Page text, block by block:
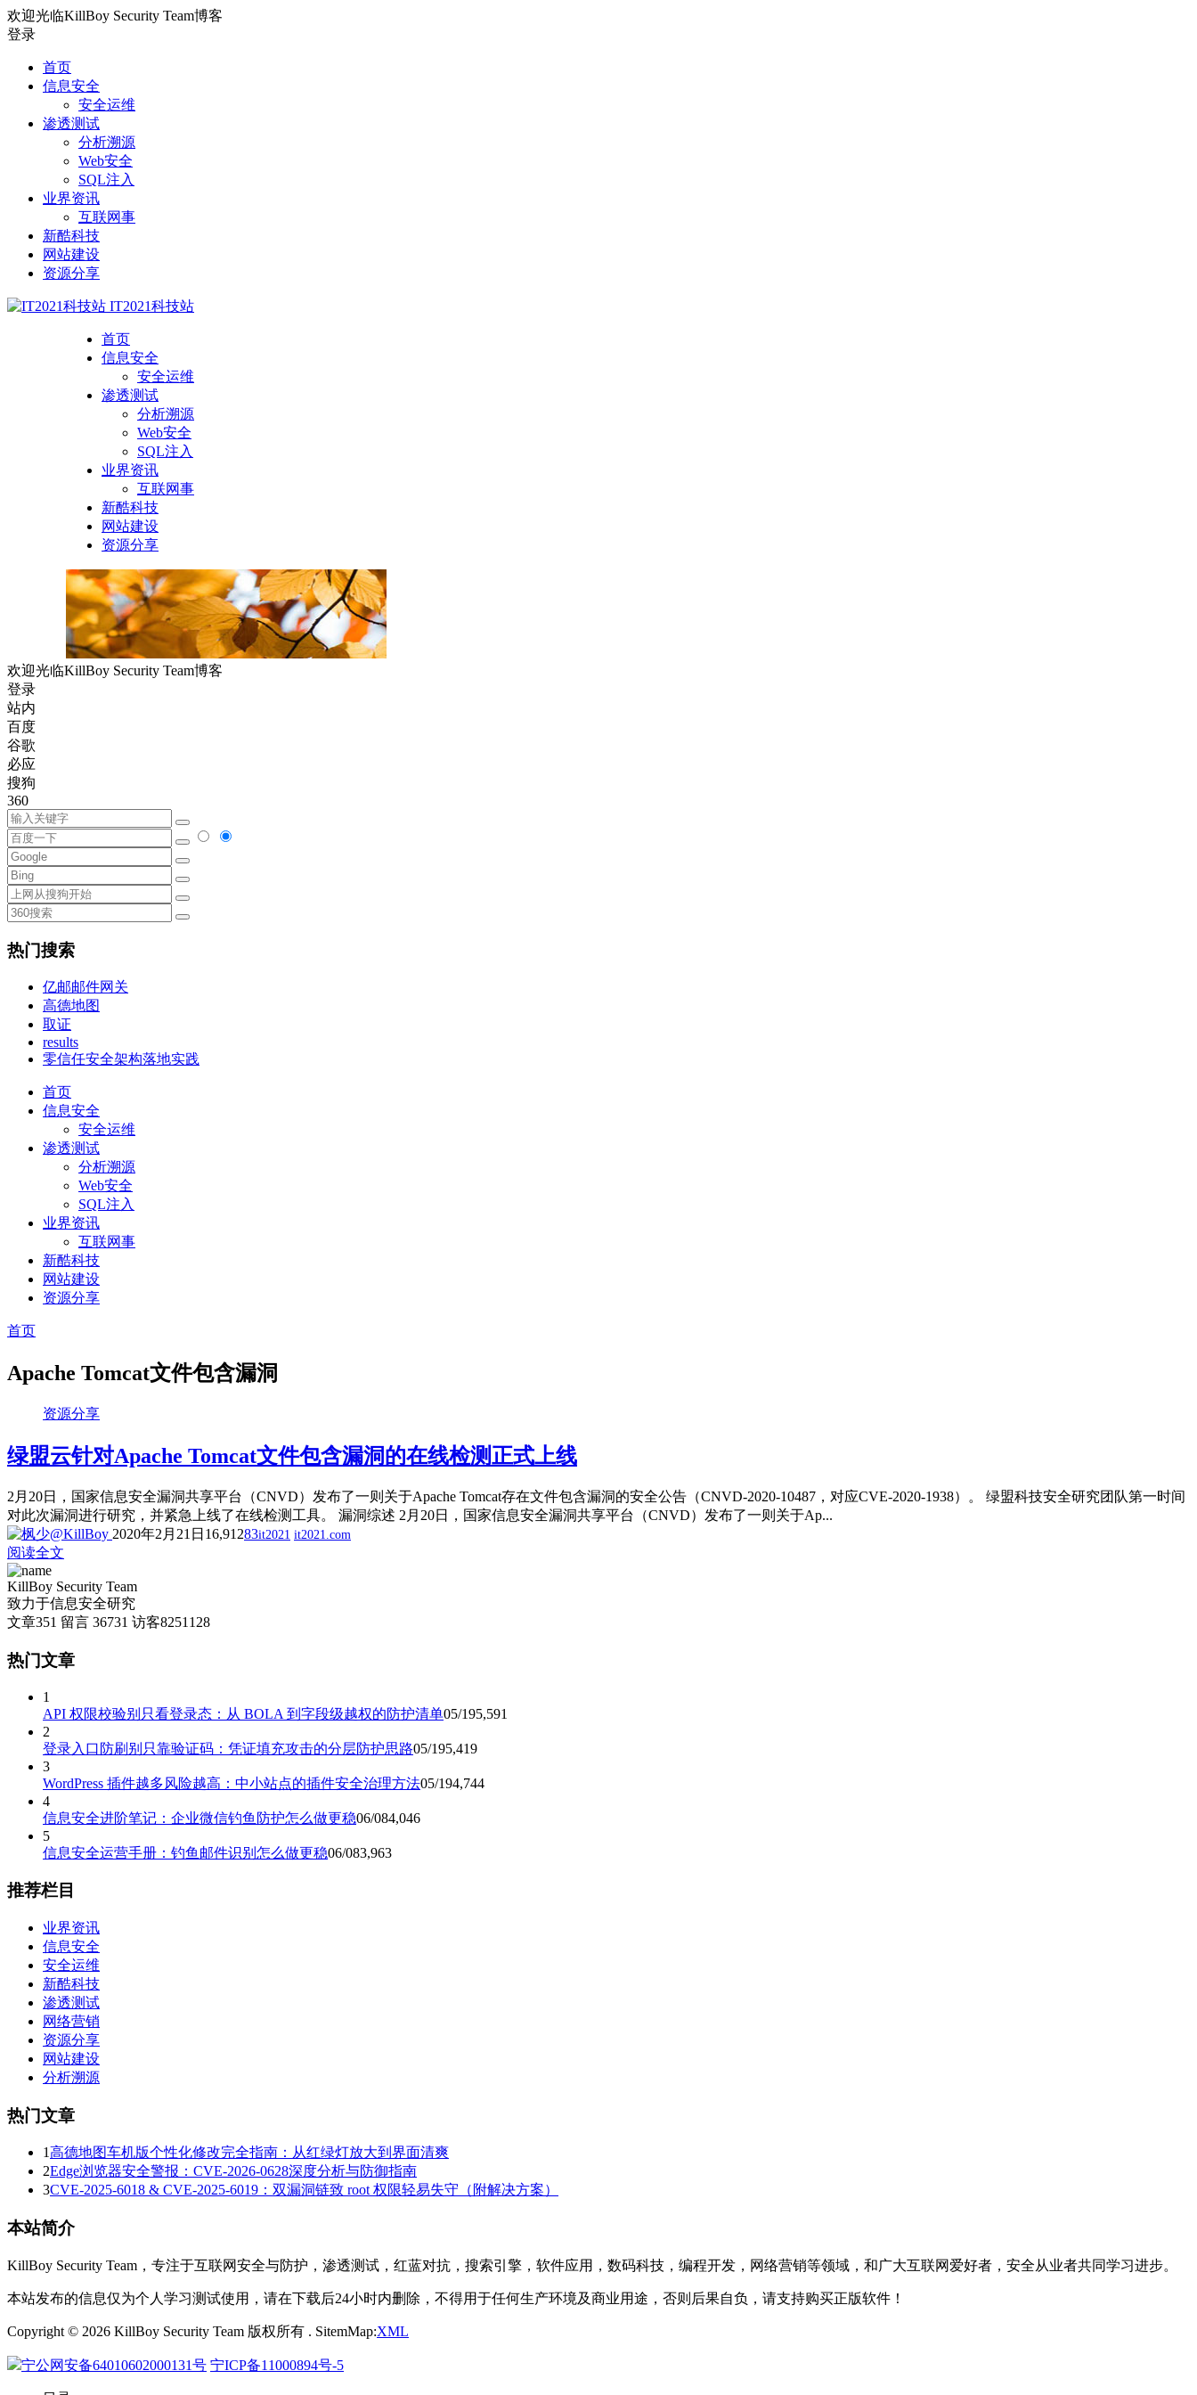
欢迎光临KillBoy Security Team博客
登录
首页
信息安全
安全运维
渗透测试
分析溯源
Web安全
SQL注入
业界资讯
互联网事
新酷科技
网站建设
资源分享
IT2021科技站
首页
信息安全
安全运维
渗透测试
分析溯源
Web安全
SQL注入
业界资讯
互联网事
新酷科技
网站建设
资源分享
欢迎光临KillBoy Security Team博客
登录
站内
百度
谷歌
必应
搜狗
360
热门搜索
亿邮邮件网关
高德地图
取证
results
零信任安全架构落地实践
首页
信息安全
安全运维
渗透测试
分析溯源
Web安全
SQL注入
业界资讯
互联网事
新酷科技
网站建设
资源分享
首页
Apache Tomcat文件包含漏洞
资源分享
绿盟云针对Apache Tomcat文件包含漏洞的在线检测正式上线
2月20日，国家信息安全漏洞共享平台（CNVD）发布了一则关于Apache Tomcat存在文件包含漏洞的安全公告（CNVD-2020-10487，对应CVE-2020-1938）。 绿盟科技安全研究团队第一时间
对此次漏洞进行研究，并紧急上线了在线检测工具。 漏洞综述 2月20日，国家信息安全漏洞共享平台（CNVD）发布了一则关于Ap...
2020年2月21日 16,91283it2021 it2021.com
阅读全文
KillBoy Security Team
致力于信息安全研究
文章351 留言 36731 访客8251128
热门文章
1
API 权限校验别只看登录态：从 BOLA 到字段级越权的防护清单05/195,591
2
登录入口防刷别只靠验证码：凭证填充攻击的分层防护思路05/195,419
3
WordPress 插件越多风险越高：中小站点的插件安全治理方法05/194,744
4
信息安全进阶笔记：企业微信钓鱼防护怎么做更稳06/084,046
5
信息安全运营手册：钓鱼邮件识别怎么做更稳06/083,963
推荐栏目
业界资讯
信息安全
安全运维
新酷科技
渗透测试
网络营销
资源分享
网站建设
分析溯源
热门文章
1高德地图车机版个性化修改完全指南：从红绿灯放大到界面清爽
2Edge浏览器安全警报：CVE-2026-0628深度分析与防御指南
3CVE-2025-6018 & CVE-2025-6019：双漏洞链致 root 权限轻易失守（附解决方案）
本站简介
KillBoy Security Team，专注于互联网安全与防护，渗透测试，红蓝对抗，搜索引擎，软件应用，数码科技，编程开发，网络营销等领域，和广大互联网爱好者，安全从业者共同学习进步。
本站发布的信息仅为个人学习测试使用，请在下载后24小时内删除，不得用于任何生产环境及商业用途，否则后果自负，请支持购买正版软件！
Copyright © 2026 KillBoy Security Team 版权所有 . SitemMap:XML
宁公网安备64010602000131号 宁ICP备11000894号-5